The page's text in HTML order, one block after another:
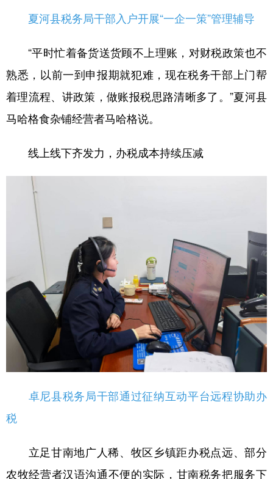
夏河县税务局干部入户开展“一企一策”管理辅导
“平时忙着备货送货顾不上理账，对财税政策也不
熟悉，以前一到申报期就犯难，现在税务干部上门帮
着理流程、讲政策，做账报税思路清晰多了。”夏河县
马哈格食杂铺经营者马哈格说。
线上线下齐发力，办税成本持续压减
卓尼县税务局干部通过征纳互动平台远程协助办
税
立足甘南地广人稀、牧区乡镇距办税点远、部分
农牧经营者汉语沟通不便的实际，甘南税务把服务下